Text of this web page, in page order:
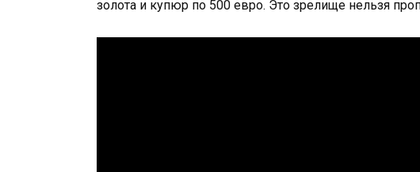
золота и купюр по 500 евро. Это зрелище нельзя